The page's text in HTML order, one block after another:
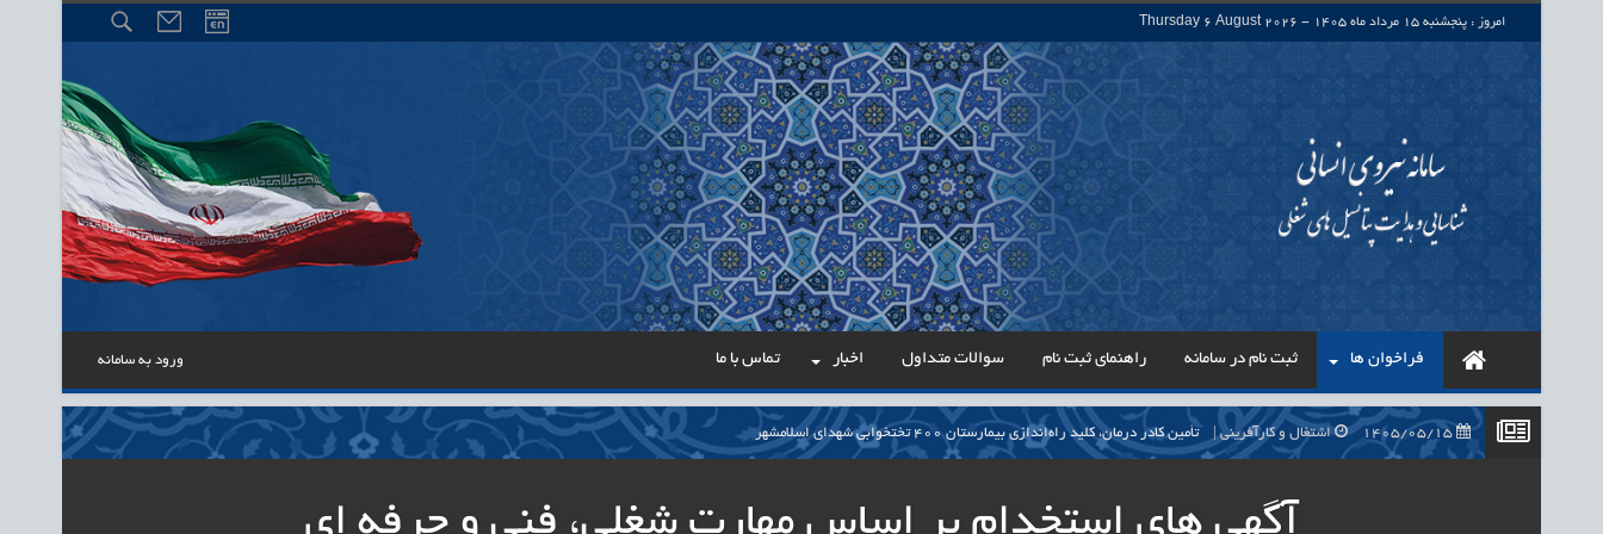
امروز : پنجشنبه 15 مرداد ماه 1405 - Thursday 6 August 2026
فراخوان ها ثبت نام در سامانه راهنمای ثبت نام سوالات متداول اخبار تماس با ما ورود به سامانه
اشتغال و کارآفرینی حذف واسطه‌ها در پرداخت حقوق ۷۰۰ هزار نیروی شرکتی، گامی در مسیر عدالت اداری